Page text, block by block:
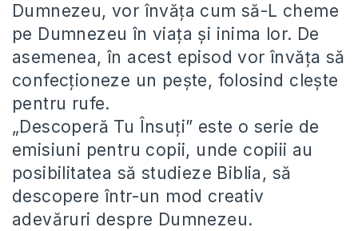
Dumnezeu, vor învăța cum să-L cheme
pe Dumnezeu în viața și inima lor. De
asemenea, în acest episod vor învăța să
confecționeze un pește, folosind clește
pentru rufe.
„Descoperă Tu Însuți” este o serie de
emisiuni pentru copii, unde copiii au
posibilitatea să studieze Biblia, să
descopere într-un mod creativ
adevăruri despre Dumnezeu.